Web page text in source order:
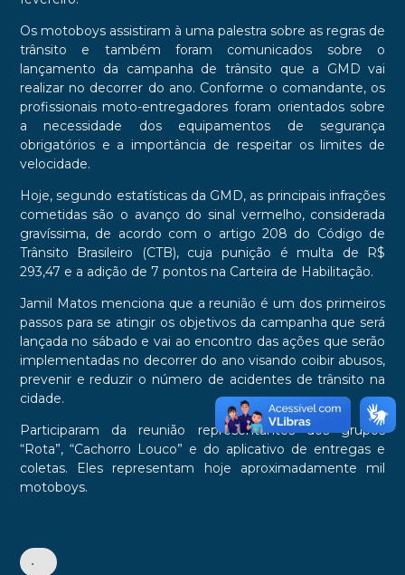
Os motoboys assistiram à uma palestra sobre as regras de
trânsito e também foram comunicados sobre o
lançamento da campanha de trânsito que a GMD vai
realizar no decorrer do ano. Conforme o comandante, os
profissionais moto-entregadores foram orientados sobre
a necessidade dos equipamentos de segurança
obrigatórios e a importância de respeitar os limites de
velocidade.
Hoje, segundo estatísticas da GMD, as principais infrações
cometidas são o avanço do sinal vermelho, considerada
gravíssima, de acordo com o artigo 208 do Código de
Trânsito Brasileiro (CTB), cuja punição é multa de R$
293,47 e a adição de 7 pontos na Carteira de Habilitação.
Jamil Matos menciona que a reunião é um dos primeiros
passos para se atingir os objetivos da campanha que será
lançada no sábado e vai ao encontro das ações que serão
implementadas no decorrer do ano visando coibir abusos,
prevenir e reduzir o número de acidentes de trânsito na
cidade.
Participaram da reunião representantes dos grupos
“Rota”, “Cachorro Louco” e do aplicativo de entregas e
coletas. Eles representam hoje aproximadamente mil
motoboys.
•